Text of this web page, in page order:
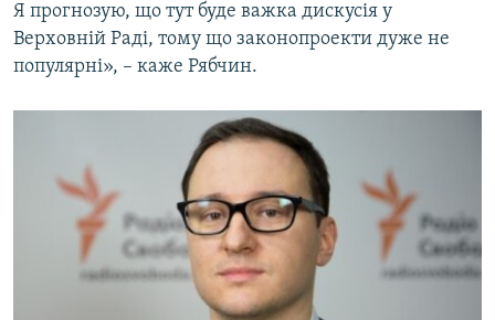
Я прогнозую, що тут буде важка дискусія у
Верховній Раді, тому що законопроекти дуже не
популярні», – каже Рябчин.